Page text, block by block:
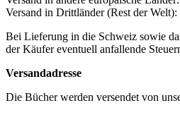
Versand in Drittländer (Rest der Welt):
Bei Lieferung in die Schweiz sowie
der Käufer eventuell anfallende
Versandadresse
Die Bücher werden versendet von